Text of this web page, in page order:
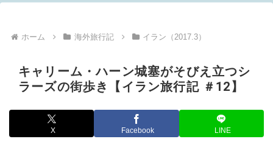
ホーム 海外旅行記 イラン（2017.3）
キャリーム・ハーン城塞がそびえ立つシ
ラーズの街歩き【イラン旅行記 ＃12】
X Facebook LINE